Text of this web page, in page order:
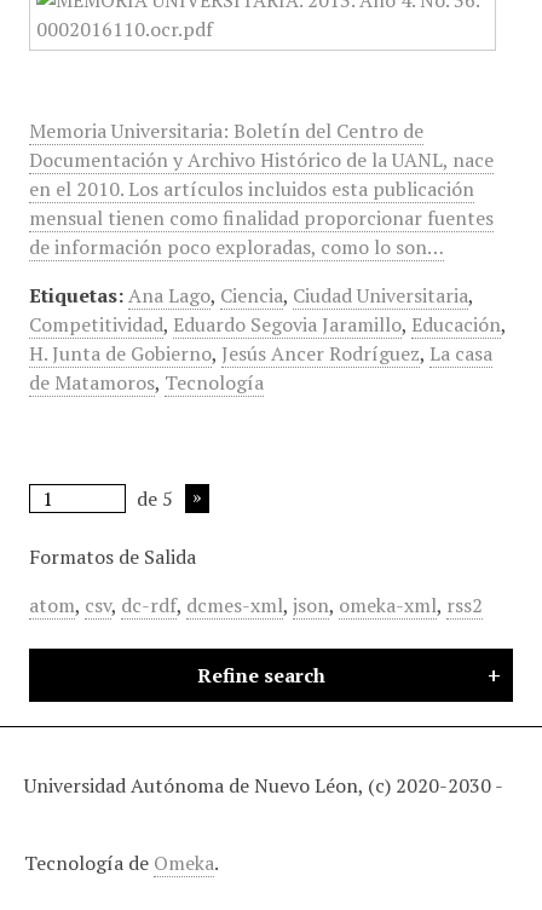
Memoria Universitaria: Boletín del Centro de
Documentación y Archivo Histórico de la UANL, nace
en el 2010. Los artículos incluidos esta publicación
mensual tienen como finalidad proporcionar fuentes
de información poco exploradas, como lo son…
Etiquetas: Ana Lago, Ciencia, Ciudad Universitaria,
Competitividad, Eduardo Segovia Jaramillo, Educación,
H. Junta de Gobierno, Jesús Ancer Rodríguez, La casa
de Matamoros, Tecnología
de 5
Formatos de Salida
atom, csv, dc-rdf, dcmes-xml, json, omeka-xml, rss2
Refine search
Universidad Autónoma de Nuevo Léon, (c) 2020-2030 -
Tecnología de Omeka.